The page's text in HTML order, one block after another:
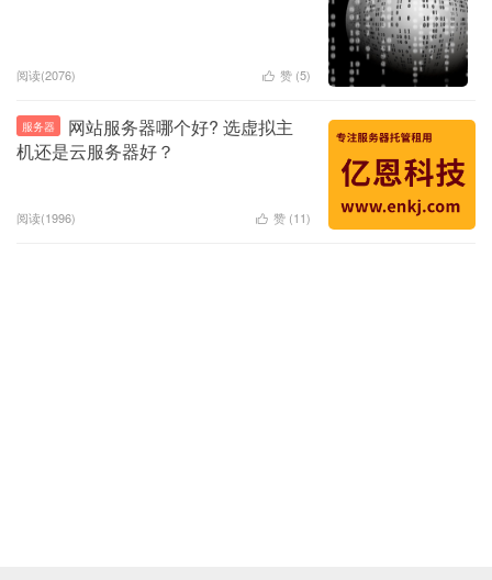
阅读(2076)  赞 (5)
服务器
网站服务器哪个好? 选虚拟主
机还是云服务器好？
阅读(1996)  赞 (11)